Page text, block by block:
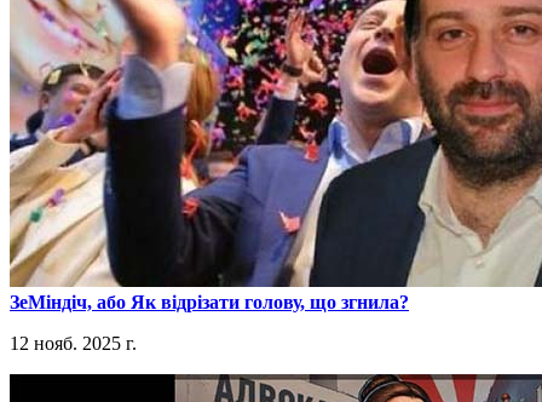
​ЗеМіндіч, або Як відрізати голову, що згнила?
12 нояб. 2025 г.